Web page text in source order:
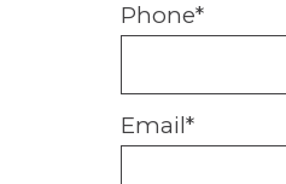
Phone*
Email*